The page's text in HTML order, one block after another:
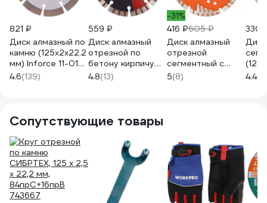
821 ₽
Диск алмазный по
камню (125х2x22.2
мм) Inforce 11-01-
027
4.6(139)
559 ₽
Диск алмазный
отрезной по
бетону кирпичу
граниту 125 мм
Gigant G-10351
4.8(13)
-31%
416 ₽605 ₽
Диск алмазный
отрезной
сегментный с
защитными сект,
125x22,2 мм сухая
5(8)
330
4.4
Сопутствующие товары